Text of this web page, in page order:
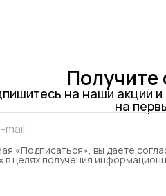
Получите
на наши акции и
на
«Подписаться», вы даете
в целях получения